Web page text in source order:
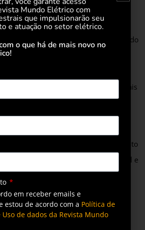
processos para avançar, mesmo
Covid-19, com os projetos de
para contribuir com a segurança do
A companhia vem utilizando
para o licenciamento
primeiras audiências públicas virtuais
um rígido protocolo de segurança,
do uso de máscaras, o distanciamento
e a intensificação da higiene pessoal e
conclui construção de
no Guarujá
Mundo Elétrico com
que impulsionarão seu
e atuação no setor elétrico.
o que há de mais novo no
em receber emails e
estou de acordo com a Política de
Uso de dados da Revista Mundo